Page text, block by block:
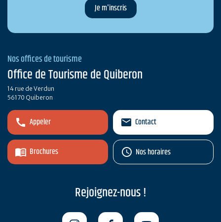
Nos offices de tourisme
Office de Tourisme de Quiberon
14 rue de Verdun
56170 Quiberon
Appeler
Brochures
Contact
Nos horaires
Rejoignez-nous !